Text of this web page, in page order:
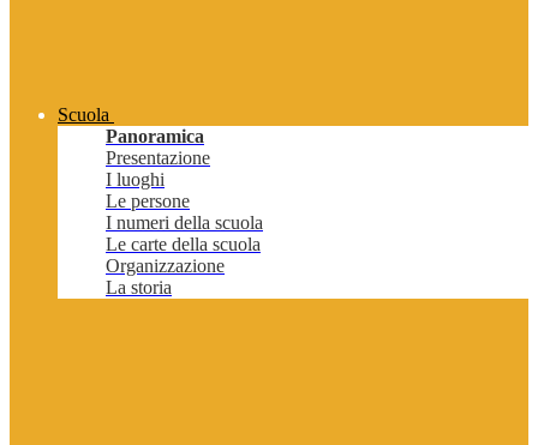
Scuola
Panoramica
Presentazione
I luoghi
Le persone
I numeri della scuola
Le carte della scuola
Organizzazione
La storia